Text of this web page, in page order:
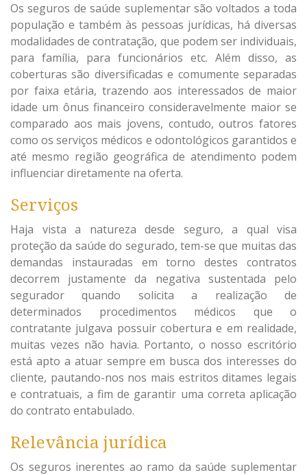
Os seguros de saúde suplementar são voltados a toda
população e também às pessoas jurídicas, há diversas
modalidades de contratação, que podem ser individuais,
para família, para funcionários etc. Além disso, as
coberturas são diversificadas e comumente separadas
por faixa etária, trazendo aos interessados de maior
idade um ônus financeiro consideravelmente maior se
comparado aos mais jovens, contudo, outros fatores
como os serviços médicos e odontológicos garantidos e
até mesmo região geográfica de atendimento podem
influenciar diretamente na oferta.
Serviços
Haja vista a natureza desde seguro, a qual visa
proteção da saúde do segurado, tem-se que muitas das
demandas instauradas em torno destes contratos
decorrem justamente da negativa sustentada pelo
segurador quando solicita a realização de
determinados procedimentos médicos que o
contratante julgava possuir cobertura e em realidade,
muitas vezes não havia. Portanto, o nosso escritório
está apto a atuar sempre em busca dos interesses do
cliente, pautando-nos nos mais estritos ditames legais
e contratuais, a fim de garantir uma correta aplicação
do contrato entabulado.
Relevância jurídica
Os seguros inerentes ao ramo da saúde suplementar